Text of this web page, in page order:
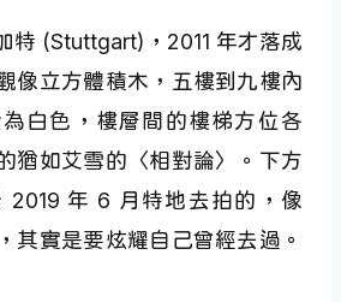
特 (Stuttgart)，2011 年才落成
像立方體積木，五樓到九樓內
白色，樓層間的樓梯方位各
猶如艾雪的〈相對論〉。下方
2019 年 6 月特地去拍的，像
其實是要炫耀自己曾經去過。